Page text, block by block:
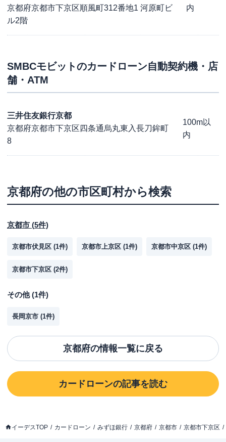
京都府京都市下京区順風町312番地1 河原町ビ
ル2階
内
SMBCモビットのカードローン自動契約機・店
舗・ATM
三井住友銀行京都
京都府京都市下京区四条通烏丸東入長刀鉾町
8
100m以
内
京都府の他の市区町村から検索
京都市 (5件)
京都市伏見区 (1件) 京都市上京区 (1件) 京都市中京区 (1件)
京都市下京区 (2件)
その他(1件)
長岡京市 (1件)
京都府の情報一覧に戻る
カードローンの記事を読む
イーデスTOP カードローン みずほ銀行 京都府 京都市 京都市下京区